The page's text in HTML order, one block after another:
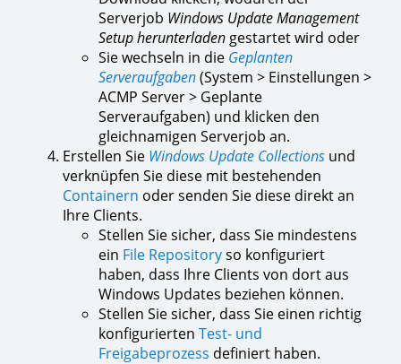
Serverjob Windows Update Management
Setup herunterladen gestartet wird oder
Sie wechseln in die Geplanten
Serveraufgaben(System > Einstellungen >
ACMP Server > Geplante
Serveraufgaben) und klicken den
gleichnamigen Serverjob an.
Erstellen Sie Windows Update Collections und
verknüpfen Sie diese mit bestehenden
Containern oder senden Sie diese direkt an
Ihre Clients.
Stellen Sie sicher, dass Sie mindestens
ein File Repositoryso konfiguriert
haben, dass Ihre Clients von dort aus
Windows Updates beziehen können.
Stellen Sie sicher, dass Sie einen richtig
konfigurierten Test- und
Freigabeprozess definiert haben.